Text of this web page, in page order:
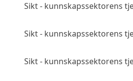
Sikt - kunnskapssektorens
Sikt - kunnskapssektorens
Sikt - kunnskapssektorens